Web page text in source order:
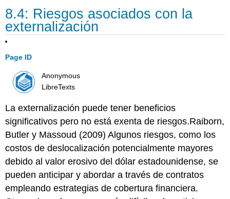
8.4: Riesgos asociados con la
externalización
Page ID
Anonymous
LibreTexts
La externalización puede tener beneficios
significativos pero no está exenta de riesgos.Raiborn,
Butler y Massoud (2009) Algunos riesgos, como los
costos de deslocalización potencialmente mayores
debido al valor erosivo del dólar estadounidense, se
pueden anticipar y abordar a través de contratos
empleando estrategias de cobertura financiera.